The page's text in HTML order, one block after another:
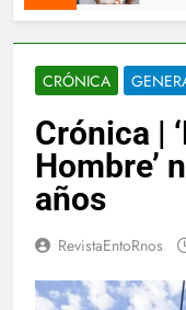
CRÓNICA
Crónica |
Hombre’
años
RevistaEntoRnos